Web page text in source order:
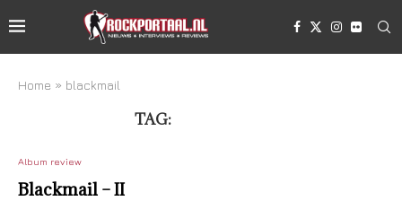
Home » blackmail
TAG:
Album review
Blackmail – II